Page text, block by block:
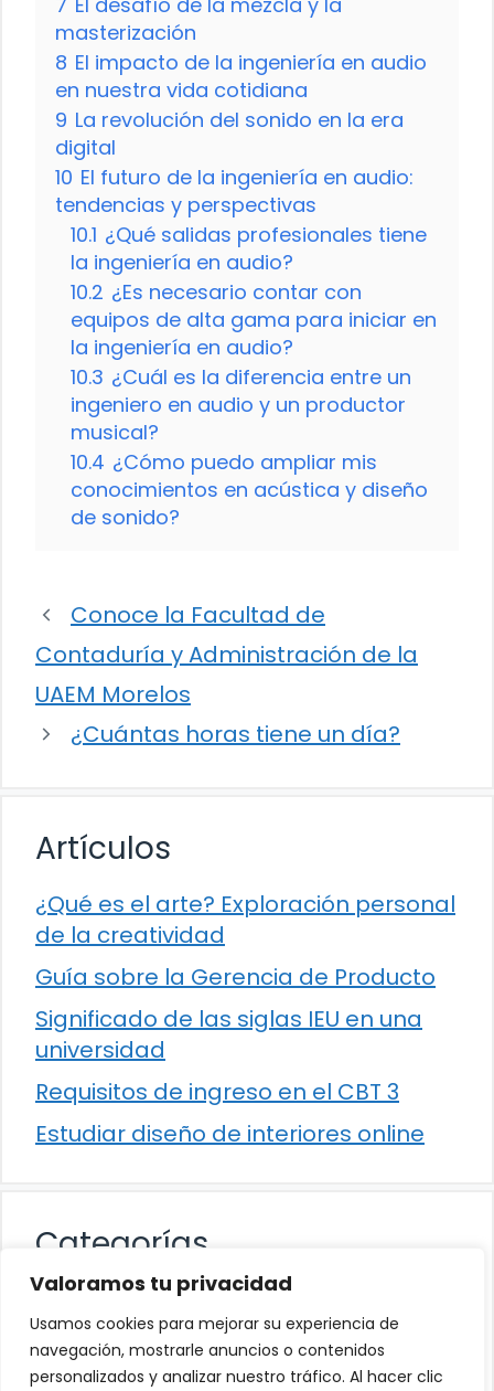
Valoramos tu privacidad
Usamos cookies para mejorar su experiencia de
navegación, mostrarle anuncios o contenidos
personalizados y analizar nuestro tráfico. Al hacer clic
masterización
8 El impacto de la ingeniería en audio
en nuestra vida cotidiana
9 La revolución del sonido en la era
digital
10 El futuro de la ingeniería en audio:
tendencias y perspectivas
10.1 ¿Qué salidas profesionales tiene
la ingeniería en audio?
10.2 ¿Es necesario contar con
equipos de alta gama para iniciar en
la ingeniería en audio?
10.3 ¿Cuál es la diferencia entre un
ingeniero en audio y un productor
musical?
10.4 ¿Cómo puedo ampliar mis
conocimientos en acústica y diseño
de sonido?
Conoce la Facultad de
Contaduría y Administración de la
UAEM Morelos
¿Cuántas horas tiene un día?
Artículos
¿Qué es el arte? Exploración personal
de la creatividad
Guía sobre la Gerencia de Producto
Significado de las siglas IEU en una
universidad
Requisitos de ingreso en el CBT 3
Estudiar diseño de interiores online
Categorías
Cultura
Educación
Eventos